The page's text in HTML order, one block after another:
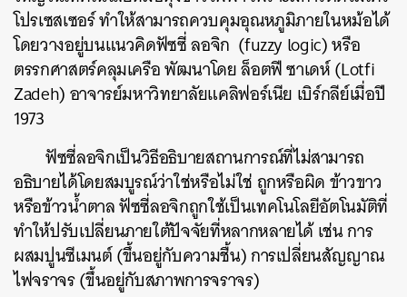
โปรเซสเซอร์ ทำให้สามารถควบคุมอุณหภูมิภายในหม้อได้
โดยวางอยู่บนแนวคิดฟัซซี่ ลอจิก (fuzzy logic) หรือ
ตรรกศาสตร์คลุมเครือ พัฒนาโดย ล็อตฟี ซาเดห์ (Lotfi
Zadeh) อาจารย์มหาวิทยาลัยแคลิฟอร์เนีย เบิร์กลีย์เมื่อปี
1973
ฟัซซี่ลอจิกเป็นวิธีอธิบายสถานการณ์ที่ไม่สามารถ
อธิบายได้โดยสมบูรณ์ว่าใช่หรือไม่ใช่ ถูกหรือผิด ข้าวขาว
หรือข้าวน้ำตาล ฟัซซี่ลอจิกถูกใช้เป็นเทคโนโลยีอัตโนมัติที่
ทำให้ปรับเปลี่ยนภายใต้ปัจจัยที่หลากหลายได้ เช่น การ
ผสมปูนซีเมนต์ (ขึ้นอยู่กับความชื้น) การเปลี่ยนสัญญาณ
ไฟจราจร (ขึ้นอยู่กับสภาพการจราจร)